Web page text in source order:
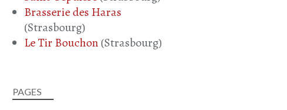
PAGES
Brasserie des Haras
(Strasbourg)
Le Tir Bouchon(Strasbourg)